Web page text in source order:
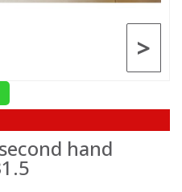
>
hand